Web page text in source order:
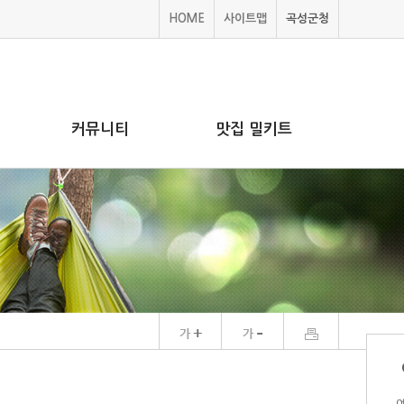
HOME
사이트맵 곡성군청
커뮤니티 맛집 밀키트